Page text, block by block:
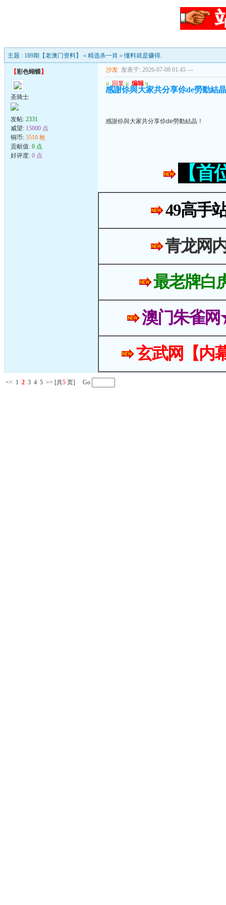
主题 : 189期【老澳门资料】＜精选杀一肖＞懂料就是赚得.
【彩色蝴蝶】
圣骑士
发帖: 2331
威望: 15000 点
铜币: 3510 枚
贡献值: 0 点
好评度: 0 点
沙发 发表于: 2026-07-08 01:45 ---
u 回复 u 编辑 u
感謝伱與大家共分享伱de勞動結
感謝伱與大家共分享伱de勞動結晶！
【
49高手
青龙网
最老牌白
澳门朱雀
玄武网【内
<< 1 2 3 4 5 >> [共5 页] Go